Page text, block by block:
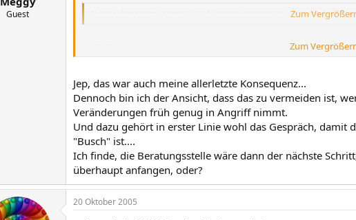
Guest Kennt das sonst jemand und kann mir sagen, wie er/sie damit
Zum
:druecker Lili
Zum
Jep, das war auch meine allerletzte Konsequenz...
Dennoch bin ich der Ansicht, dass das zu vermeiden ist,
Veränderungen früh genug in Angriff nimmt.
Und dazu gehört in erster Linie wohl das Gespräch, damit
"Busch" ist....
Ich finde, die Beratungsstelle wäre dann der nächste
überhaupt anfangen, oder?
20 Oktober 2005